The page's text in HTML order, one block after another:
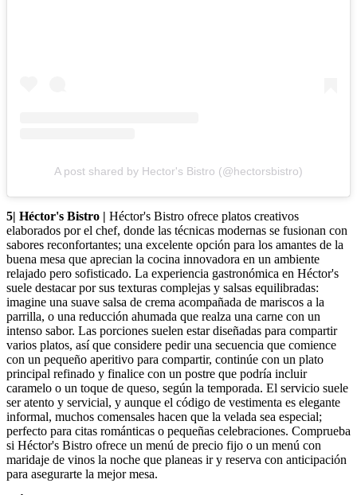
A post shared by Hector's Bistro (@hectorsbistro)
5| Héctor's Bistro | Héctor's Bistro ofrece platos creativos
elaborados por el chef, donde las técnicas modernas se fusionan con
sabores reconfortantes; una excelente opción para los amantes de la
buena mesa que aprecian la cocina innovadora en un ambiente
relajado pero sofisticado. La experiencia gastronómica en Héctor's
suele destacar por sus texturas complejas y salsas equilibradas:
imagine una suave salsa de crema acompañada de mariscos a la
parrilla, o una reducción ahumada que realza una carne con un
intenso sabor. Las porciones suelen estar diseñadas para compartir
varios platos, así que considere pedir una secuencia que comience
con un pequeño aperitivo para compartir, continúe con un plato
principal refinado y finalice con un postre que podría incluir
caramelo o un toque de queso, según la temporada. El servicio suele
ser atento y servicial, y aunque el código de vestimenta es elegante
informal, muchos comensales hacen que la velada sea especial;
perfecto para citas románticas o pequeñas celebraciones. Comprueba
si Héctor's Bistro ofrece un menú de precio fijo o un menú con
maridaje de vinos la noche que planeas ir y reserva con anticipación
para asegurarte la mejor mesa.